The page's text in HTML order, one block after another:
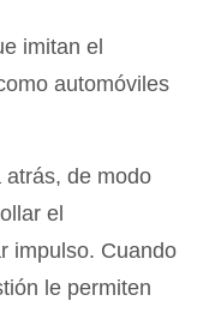
imitan el
automóviles
atrás, de modo
el
impulso. Cuando
le permiten